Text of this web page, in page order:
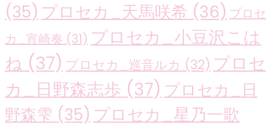
(35) プロセカ_天馬咲希 (36) プロセ
カ_宵崎奏 (31) プロセカ_小豆沢こは
ね (37) プロセカ_巡音ルカ (32) プロセ
カ_日野森志歩 (37) プロセカ_日
野森雫 (35) プロセカ_星乃一歌